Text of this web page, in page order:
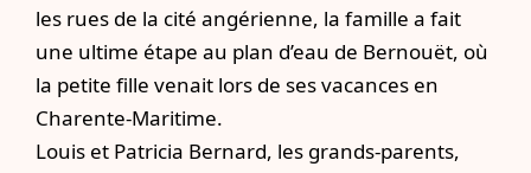
les rues de la cité angérienne, la famille a fait
une ultime étape au plan d’eau de Bernouët, où
la petite fille venait lors de ses vacances en
Charente-Maritime.
Louis et Patricia Bernard, les grands-parents,